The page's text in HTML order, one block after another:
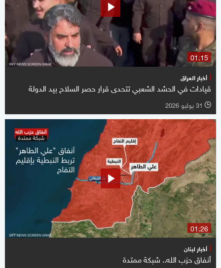
01:15
أخبار العراق
قيادات في الحشد الشعبي تتحدى قرار حصر السلاح بيد الدولة
l 31 يوليو 2026
01:26
أخبار لبنان
أنفاق حزب الله.. شبكة ممتدة